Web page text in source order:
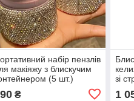
набір пензлів
макіяжу з блискучим
(5 шт.)
₴
зі
1